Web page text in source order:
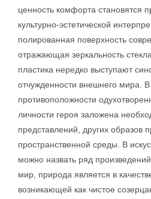
ценность комфорта становятся
культурно-эстетической
полированная поверхность
отражающая зеркальность
пластика нередко выступают
отчужденности внешнего мира. В
противоположности
личности героя заложена
представлений, других образов
пространственной среды. В
можно назвать ряд
мир, природа является в
возникающей как чистое